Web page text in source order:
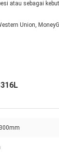
atau sebagai
Union,